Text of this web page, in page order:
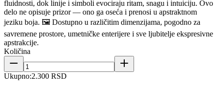
fluidnosti, dok linije i simboli evociraju ritam, snagu i intuiciju. Ovo
delo ne opisuje prizor — ono ga oseća i prenosi u apstraktnom
jeziku boja. 🖼️ Dostupno u različitim dimenzijama, pogodno za
savremene prostore, umetničke enterijere i sve ljubitelje ekspresivne
apstrakcije.
Količina
Ukupno:2.300 RSD